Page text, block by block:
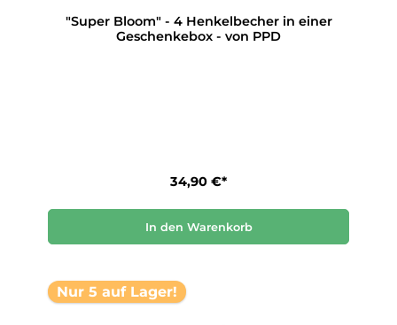
"Super Bloom" - 4 Henkelbecher in einer
Geschenkebox - von PPD
34,90 €*
In den Warenkorb
Nur 5 auf Lager!